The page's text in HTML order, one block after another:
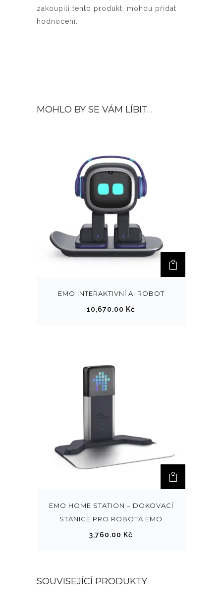
zakoupili tento produkt, mohou přidat
hodnocení.
MOHLO BY SE VÁM LÍBIT…
EMO INTERAKTIVNÍ AI ROBOT
10,670.00 Kč
EMO HOME STATION – DOKOVACÍ
STANICE PRO ROBOTA EMO
3,760.00 Kč
SOUVISEJÍCÍ PRODUKTY